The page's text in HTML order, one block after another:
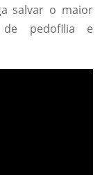
salvar o maior
de pedofilia e